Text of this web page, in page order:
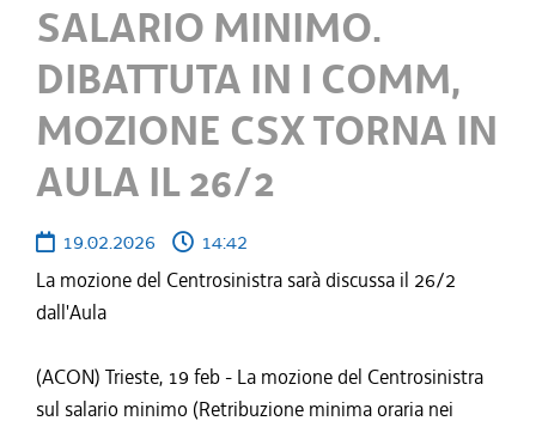
SALARIO MINIMO.
DIBATTUTA IN I COMM,
MOZIONE CSX TORNA IN
AULA IL 26/2
19.02.2026
14:42
La mozione del Centrosinistra sarà discussa il 26/2
dall'Aula
(ACON) Trieste, 19 feb - La mozione del Centrosinistra
sul salario minimo (Retribuzione minima oraria nei